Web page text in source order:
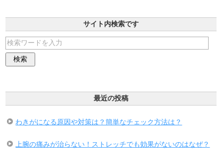
サイト内検索です
最近の投稿
わきがになる原因や対策は？簡単なチェック方法は？
上腕の痛みが治らない！ストレッチでも効果がないのはなぜ？